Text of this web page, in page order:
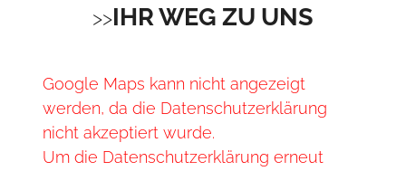
IHR WEG ZU UNS
Google Maps kann nicht angezeigt
werden, da die Datenschutzerklärung
nicht akzeptiert wurde.
Um die Datenschutzerklärung erneut